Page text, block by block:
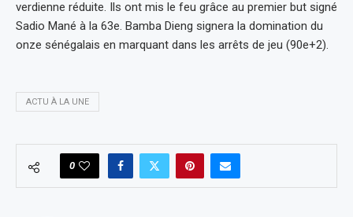
verdienne réduite. Ils ont mis le feu grâce au premier but signé
Sadio Mané à la 63e. Bamba Dieng signera la domination du
onze sénégalais en marquant dans les arrêts de jeu (90e+2).
ACTU À LA UNE
0